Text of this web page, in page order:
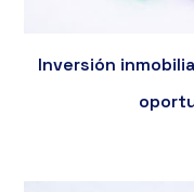
Inversión